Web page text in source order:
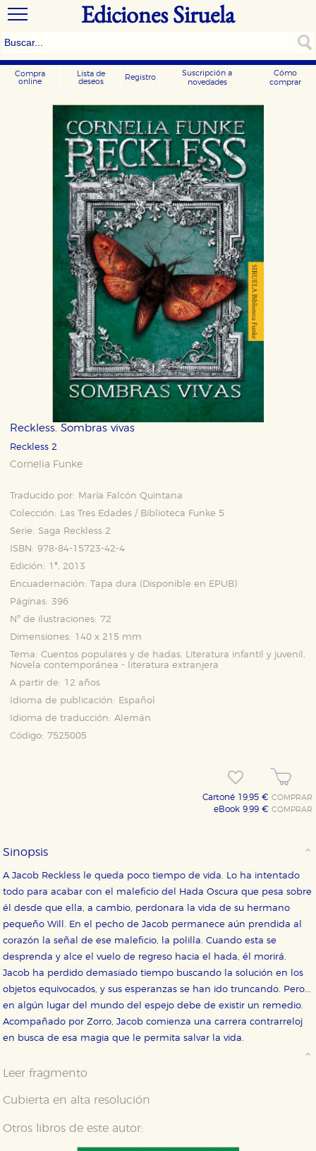
Ediciones Siruela
Compra
online
Lista de
deseos
Registro
Suscripción a
novedades
Cómo
comprar
Reckless. Sombras vivas
Reckless 2
Cornelia Funke
Traducido por:
María Falcón Quintana
Colección:
Las Tres Edades / Biblioteca Funke 5
Serie: Saga Reckless 2
ISBN: 978-84-15723-42-4
Edición: 1ª, 2013
Encuadernación: Tapa dura (Disponible en EPUB)
Páginas: 396
Nº de ilustraciones: 72
Dimensiones: 140 x 215 mm
Tema: Cuentos populares y de hadas, Literatura infantil y juvenil,
Novela contemporánea - literatura extranjera
A partir de: 12 años
Idioma de publicación:
Español
Idioma de traducción: Alemán
Código: 7525005
Cartoné 19,95 €COMPRAR
eBook 9,99 €COMPRAR
Sinopsis
A Jacob Reckless le queda poco tiempo de vida. Lo ha intentado
todo para acabar con el maleficio del Hada Oscura que pesa sobre
él desde que ella, a cambio, perdonara la vida de su hermano
pequeño Will. En el pecho de Jacob permanece aún prendida al
corazón la señal de ese maleficio, la polilla. Cuando esta se
desprenda y alce el vuelo de regreso hacia el hada, él morirá.
Jacob ha perdido demasiado tiempo buscando la solución en los
objetos equivocados, y sus esperanzas se han ido truncando. Pero...
en algún lugar del mundo del espejo debe de existir un remedio.
Acompañado por Zorro, Jacob comienza una carrera contrarreloj
en busca de esa magia que le permita salvar la vida.
Leer fragmento
Cubierta en alta resolución
Otros libros de este autor: